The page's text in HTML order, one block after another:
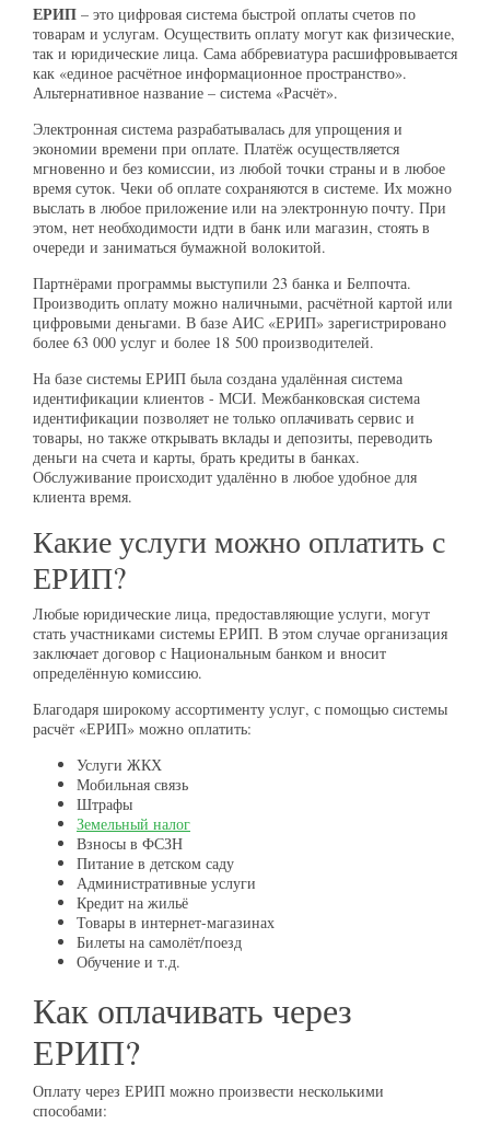
ЕРИП – это цифровая система быстрой оплаты счетов по
товарам и услугам. Осуществить оплату могут как физические,
так и юридические лица. Сама аббревиатура расшифровывается
как «единое расчётное информационное пространство».
Альтернативное название – система «Расчёт».
Электронная система разрабатывалась для упрощения и
экономии времени при оплате. Платёж осуществляется
мгновенно и без комиссии, из любой точки страны и в любое
время суток. Чеки об оплате сохраняются в системе. Их можно
выслать в любое приложение или на электронную почту. При
этом, нет необходимости идти в банк или магазин, стоять в
очереди и заниматься бумажной волокитой.
Партнёрами программы выступили 23 банка и Белпочта.
Производить оплату можно наличными, расчётной картой или
цифровыми деньгами. В базе АИС «ЕРИП» зарегистрировано
более 63 000 услуг и более 18 500 производителей.
На базе системы ЕРИП была создана удалённая система
идентификации клиентов - МСИ. Межбанковская система
идентификации позволяет не только оплачивать сервис и
товары, но также открывать вклады и депозиты, переводить
деньги на счета и карты, брать кредиты в банках.
Обслуживание происходит удалённо в любое удобное для
клиента время.
Какие услуги можно оплатить с
ЕРИП?
Любые юридические лица, предоставляющие услуги, могут
стать участниками системы ЕРИП. В этом случае организация
заключает договор с Национальным банком и вносит
определённую комиссию.
Благодаря широкому ассортименту услуг, с помощью системы
расчёт «ЕРИП» можно оплатить:
Услуги ЖКХ
Мобильная связь
Штрафы
Земельный налог
Взносы в ФСЗН
Питание в детском саду
Административные услуги
Кредит на жильё
Товары в интернет-магазинах
Билеты на самолёт/поезд
Обучение и т.д.
Как оплачивать через
ЕРИП?
Оплату через ЕРИП можно произвести несколькими
способами: